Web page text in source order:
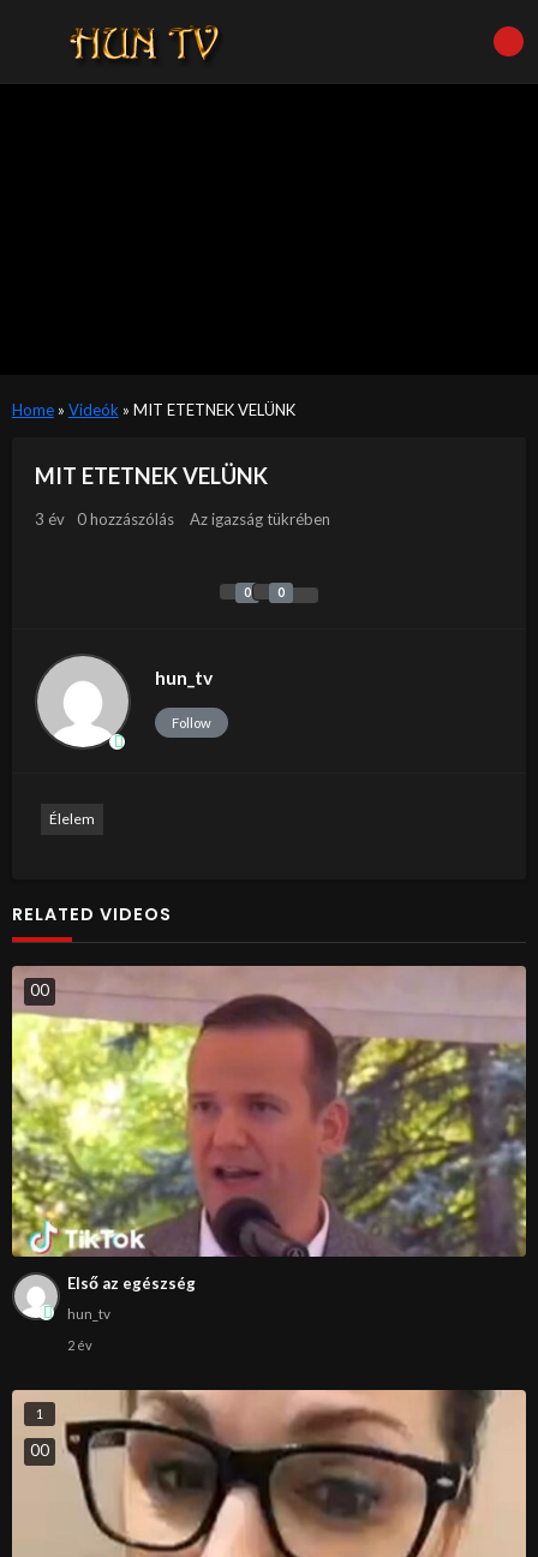
Home» Videók » MIT ETETNEK VELÜNK
MIT ETETNEK VELÜNK
3 év 0 hozzászólás Az igazság tükrében
0 0
hun_tv
Follow
Élelem
RELATED VIDEOS
00
Első az egészség
hun_tv
2 év
1
00